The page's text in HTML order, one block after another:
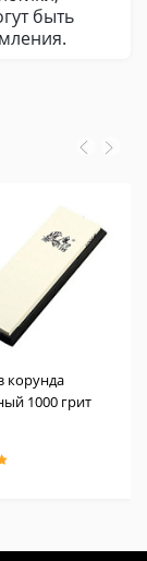
быть
корунда
1000 грит